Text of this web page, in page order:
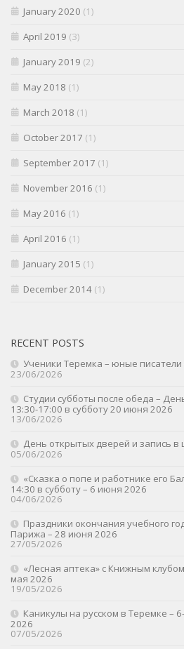
January 2020 (1)
April 2019 (3)
January 2019 (2)
May 2018 (1)
March 2018 (1)
October 2017 (1)
September 2017 (1)
November 2016 (1)
May 2016 (1)
April 2016 (1)
January 2015 (1)
December 2014 (1)
RECENT POSTS
Ученики Теремка – юные
23/06/2026
Студии субботы после обеда –
13:30-17:00 в субботу 20 июня 2026
13/06/2026
День открытых дверей и запись в
05/06/2026
«Сказка о попе и работнике его
14:30 в субботу – 6 июня 2026
04/06/2026
Праздники окончания учебного
Парижа – 28 июня 2026
27/05/2026
«Лесная аптека» с Книжным
мая 2026
19/05/2026
Каникулы на русском в Теремке –
2026
07/05/2026